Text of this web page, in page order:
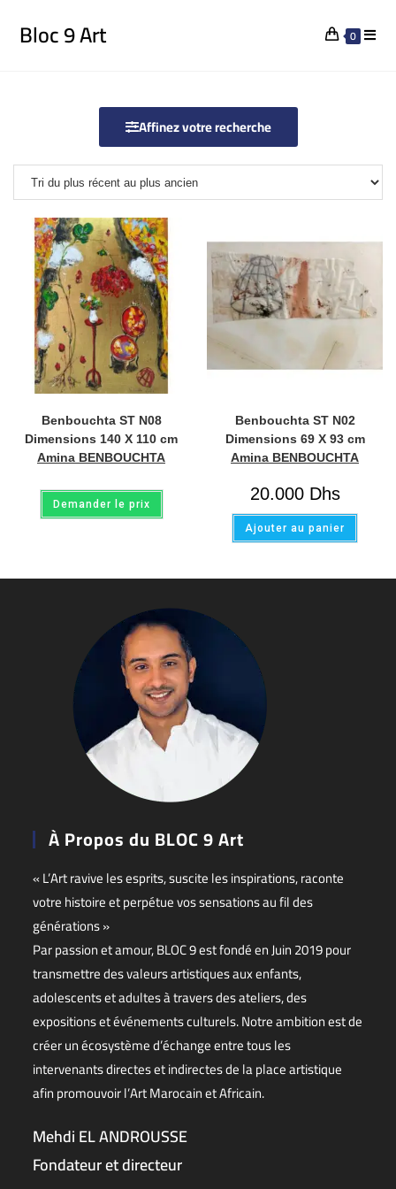
Bloc 9 Art 0
Affinez votre recherche
Benbouchta ST N08
Dimensions 140 X 110 cm
Amina BENBOUCHTA
Demander le prix
Benbouchta ST N02
Dimensions 69 X 93 cm
Amina BENBOUCHTA
20.000Dhs
Ajouter au panier
À Propos du BLOC 9 Art
« L’Art ravive les esprits, suscite les inspirations, raconte
votre histoire et perpétue vos sensations au fil des
générations »
Par passion et amour, BLOC 9 est fondé en Juin 2019 pour
transmettre des valeurs artistiques aux enfants,
adolescents et adultes à travers des ateliers, des
expositions et événements culturels. Notre ambition est de
créer un écosystème d’échange entre tous les
intervenants directes et indirectes de la place artistique
afin promouvoir l’Art Marocain et Africain.
Mehdi EL ANDROUSSE
Fondateur et directeur